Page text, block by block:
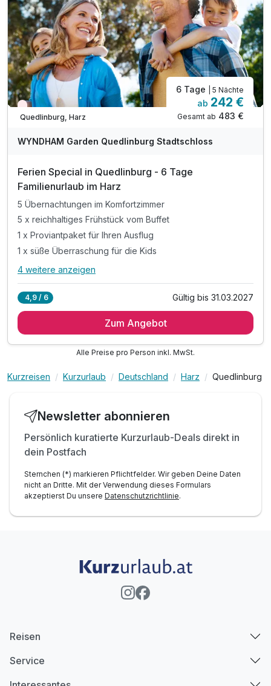
Wieder frei ab September
Quedlinburg, Harz
6 Tage | 5 Nächte
ab 242 €
Gesamt ab 483 €
WYNDHAM Garden Quedlinburg Stadtschloss
Ferien Special in Quedlinburg - 6 Tage
Familienurlaub im Harz
5 Übernachtungen im Komfortzimmer
5 x reichhaltiges Frühstück vom Buffet
1 x Proviantpaket für Ihren Ausflug
1 x süße Überraschung für die Kids
Alle Inklusivleistungen
5 x reichhaltiges Frühstück vom Buffet
1 x süße Überraschung für die Kids
inkl. WLAN
4 weitere anzeigen
4,9 / 6 Gültig bis 31.03.2027
Zum Angebot
Alle Preise pro Person inkl. MwSt.
Kurzreisen Kurzurlaub Deutschland Harz Quedlinburg
Newsletter abonnieren
Persönlich kuratierte Kurzurlaub-Deals direkt in
dein Postfach
Sternchen (*) markieren Pflichtfelder. Wir geben Deine Daten
nicht an Dritte. Mit der Verwendung dieses Formulars
akzeptierst Du unsere Datenschutzrichtlinie.
Reisen
Service